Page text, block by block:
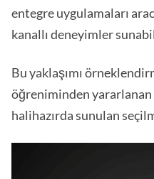
entegre uygulamaları
kanallı deneyimler
Bu yaklaşımı
öğreniminden
halihazırda sunulan